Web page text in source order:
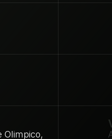
Olimpico,